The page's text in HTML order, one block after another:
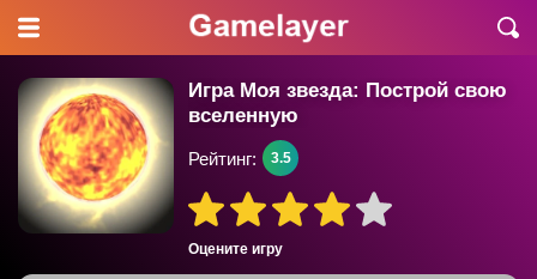
Игра Моя звезда: Построй свою
вселенную
Оцените игру
Рейтинг: 3.5